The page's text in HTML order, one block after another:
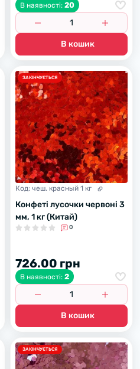
В наявності: 20
В кошик
ЗАКІНЧУЄТЬСЯ
Код: чеш. красный 1 кг
Конфеті лусочки червоні 3
мм, 1 кг (Китай)
0
726.00 грн
В наявності: 2
В кошик
ЗАКІНЧУЄТЬСЯ